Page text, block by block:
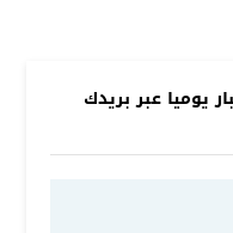
يوميا عبر بريدك